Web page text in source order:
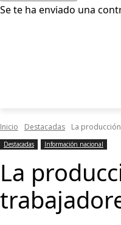
Se te ha enviado una
Inicio Destacadas La
Destacadas Información nacional
La